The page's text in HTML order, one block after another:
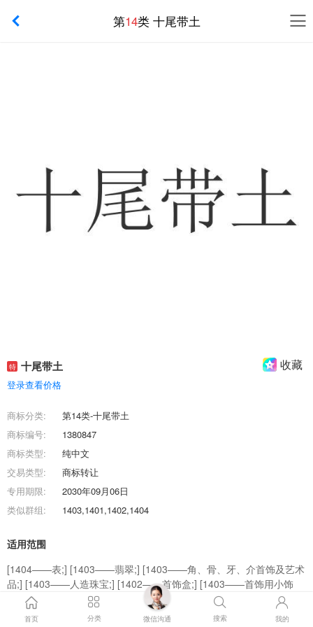
第14类 十尾带土
特 十尾带土 收藏
登录查看价格
商标分类:
第14类-十尾带土
商标编号:
1380847
商标类型:
纯中文
交易类型:
商标转让
专用期限:
2030年09月06日
类似群组:
1403,1401,1402,1404
适用范围
[1404——表;] [1403——翡翠;] [1403——角、骨、牙、介首饰及艺术
品;] [1403——人造珠宝;] [1402——首饰盒;] [1403——首饰用小饰
物;] [1401——未加工或半加工贵金属;] [1403——银制工艺品;] [1404
——钟;] [1403——珠宝首饰;]
首页 分类 微信沟通 搜索 我的